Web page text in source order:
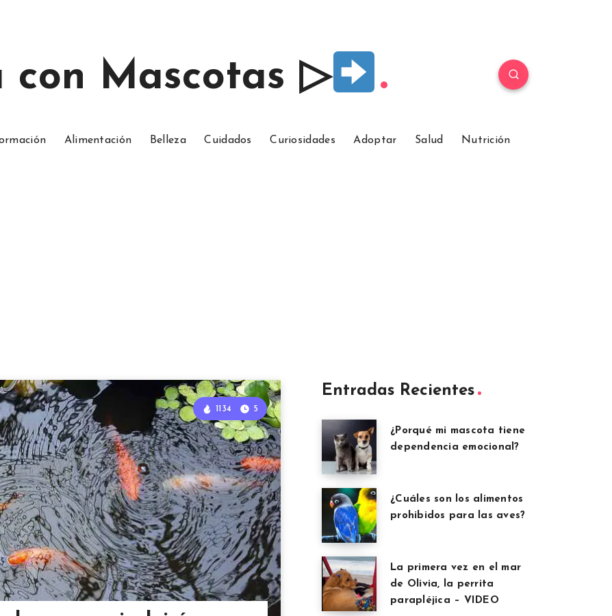
con Mascotas ▷
Alimentación Belleza Cuidados Curiosidades Adoptar Salud Nutrición
1134 5
Entradas Recientes
¿Porqué mi mascota tiene
dependencia emocional?
¿Cuáles son los alimentos
prohibidos para las aves?
La primera vez en el mar
de Olivia, la perrita
parapléjica – VIDEO